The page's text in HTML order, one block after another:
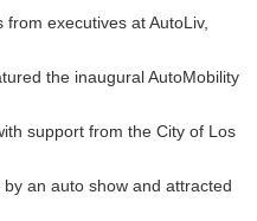
executives at AutoLiv,
the inaugural AutoMobility
support from the City of Los
an auto show and attracted